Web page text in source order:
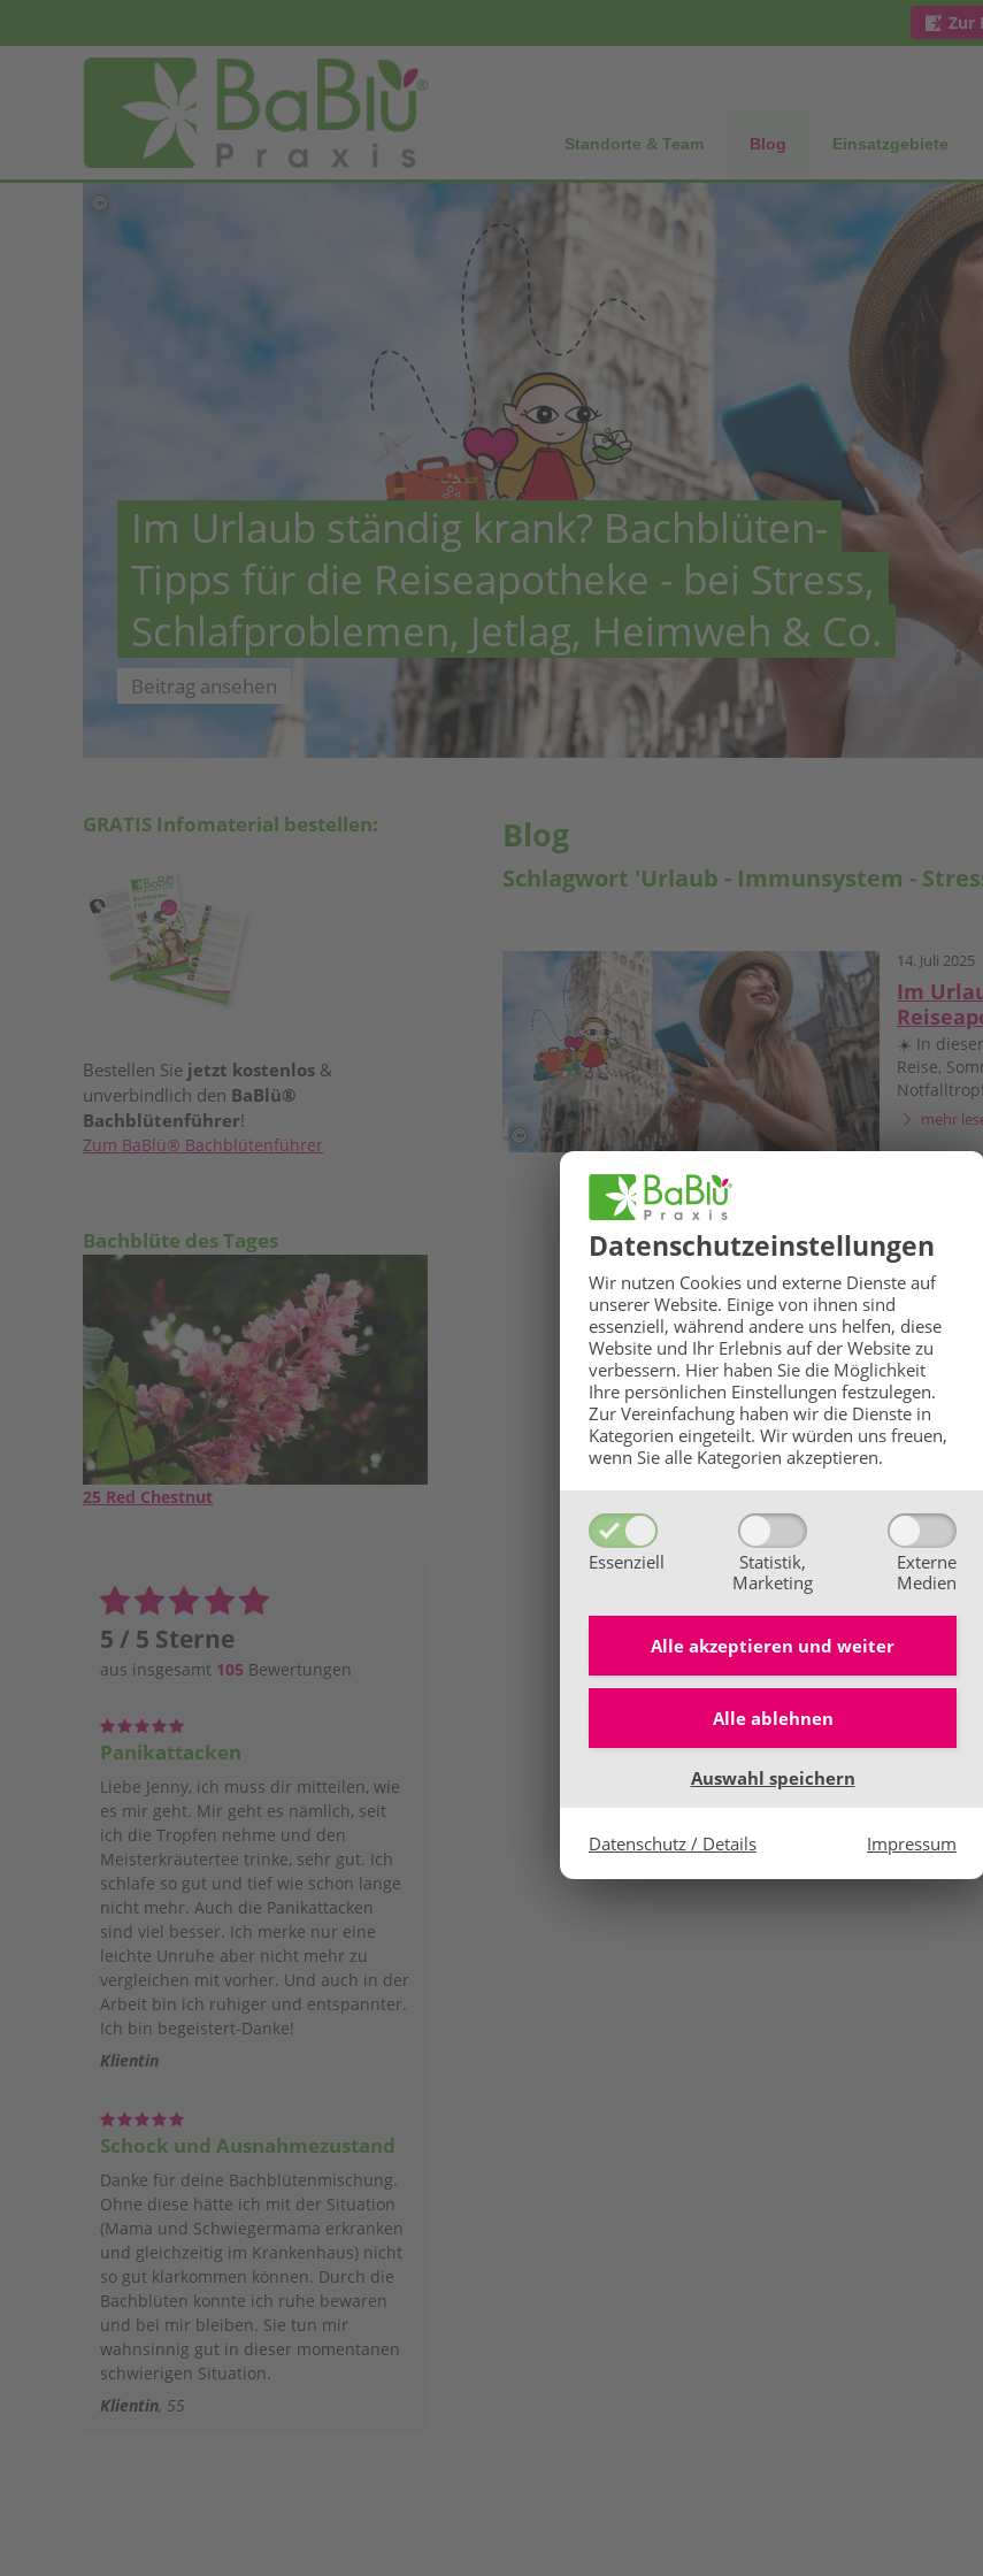
Datenschutz­einstellungen
Wir nutzen Cookies und externe Dienste auf
unserer Website. Einige von ihnen sind
essenziell, während andere uns helfen, diese
Website und Ihr Erlebnis auf der Website zu
verbessern. Hier haben Sie die Möglichkeit
Ihre persönlichen Einstellungen festzulegen.
Zur Vereinfachung haben wir die Dienste in
Kategorien eingeteilt. Wir würden uns freuen,
wenn Sie alle Kategorien akzeptieren.
Essenziell
Statistik,
Marketing
Externe
Medien
Alle akzeptieren und weiter
Alle ablehnen
Auswahl speichern
Datenschutz / Details Impressum
Zur
Standorte & Team Blog Einsatzgebiete
Im Urlaub ständig krank? Bachblüten-
Tipps für die Reiseapotheke - bei Stress,
Schlafproblemen, Jetlag, Heimweh & Co.
Beitrag ansehen
Blog
Schlagwort 'Urlaub - Immunsystem -
14. Juli 2025
Im
☀️ In
Reise,
Sickness“
aufgrund
mehr
GRATIS Infomaterial bestellen:
Bestellen Sie jetzt kostenlos &
unverbindlich den BaBlü®
Bachblütenführer!
Zum BaBlü® Bachblütenführer
Bachblüte des Tages
25 Red Chestnut
5 / 5 Sterne
aus insgesamt 105 Bewertungen
Panikattacken
Liebe Jenny, ich muss dir mitteilen, wie
es mir geht. Mir geht es nämlich, seit
ich die Tropfen nehme und den
Meisterkräutertee trinke, sehr gut. Ich
schlafe so gut und tief wie schon lange
nicht mehr. Auch die Panikattacken
sind viel besser. Ich merke nur eine
leichte Unruhe aber nicht mehr zu
vergleichen mit vorher. Und auch in der
Arbeit bin ich ruhiger und entspannter.
Ich bin begeistert-Danke!
Klientin
Schock und Ausnahmezustand
Danke für deine Bachblütenmischung.
Ohne diese hätte ich mit der Situation
(Mama und Schwiegermama erkranken
und gleichzeitig im Krankenhaus) nicht
so gut klarkommen können. Durch die
Bachblüten konnte ich ruhe bewaren
und bei mir bleiben. Sie tun mir
wahnsinnig gut in dieser momentanen
schwierigen Situation.
Klientin 55